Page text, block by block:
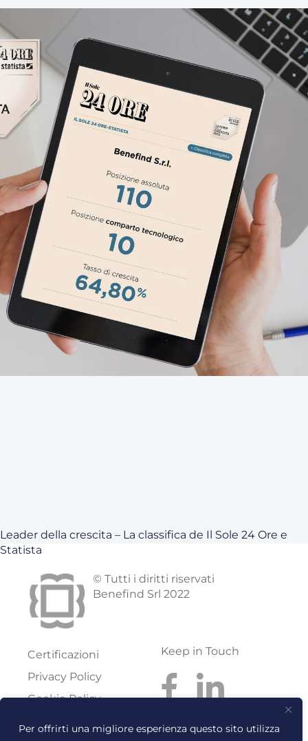
Per offrirti una migliore esperienza questo sito utilizza
Leader della crescita – La classifica de Il Sole 24 Ore e
Statista
© Tutti i diritti riservati
Benefind Srl 2022
Certificazioni
Privacy Policy
Cookie Policy
Keep in Touch